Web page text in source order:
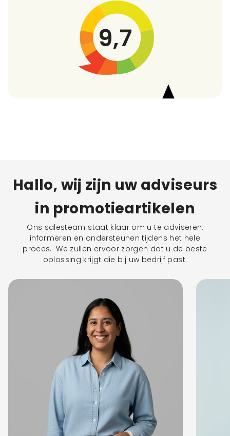
9,7
Hallo, wij zijn uw adviseurs
in promotieartikelen
Ons salesteam staat klaar om u te adviseren,
informeren en ondersteunen tijdens het hele
proces. We zullen ervoor zorgen dat u de beste
oplossing krijgt die bij uw bedrijf past.